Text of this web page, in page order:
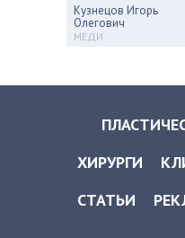
Кузнецов Игорь
Олегович
МЕДИ
ХИРУРГИ
СТАТЬИ